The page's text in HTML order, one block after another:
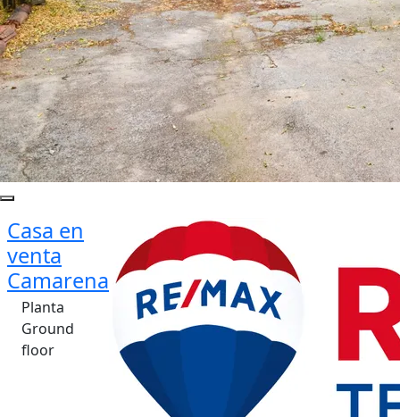
Casa en
venta
Camarena
Planta
Ground
floor